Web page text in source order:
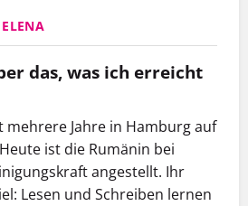
das, was ich erreicht
mehrere Jahre in Hamburg auf
ist die Rumänin bei
angestellt. Ihr
Lesen und Schreiben lernen